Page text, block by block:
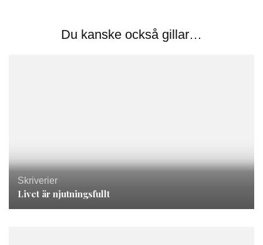
Du kanske också gillar…
Skriverier
Livet är njutningsfullt